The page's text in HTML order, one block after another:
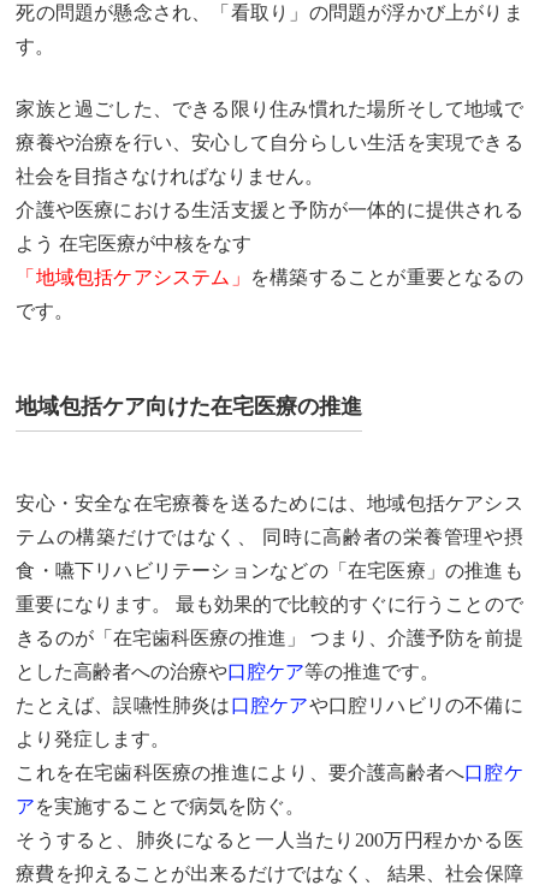
死の問題が懸念され、「看取り」の問題が浮かび上がりま
す。
家族と過ごした、できる限り住み慣れた場所そして地域で
療養や治療を行い、安心して自分らしい生活を実現できる
社会を目指さなければなりません。
介護や医療における生活支援と予防が一体的に提供される
よう 在宅医療が中核をなす
「地域包括ケアシステム」
を構築することが重要となるの
です。
地域包括ケア向けた在宅医療の推進
安心・安全な在宅療養を送るためには、地域包括ケアシス
テムの構築だけではなく、 同時に高齢者の栄養管理や摂
食・嚥下リハビリテーションなどの「在宅医療」の推進も
重要になります。 最も効果的で比較的すぐに行うことので
きるのが「在宅歯科医療の推進」
つまり、介護予防を前提
とした高齢者への治療や口腔ケア等の推進です。
たとえば、誤嚥性肺炎は口腔ケアや口腔リハビリの不備に
より発症します。
これを在宅歯科医療の推進により、要介護高齢者へ口腔ケ
アを実施することで病気を防ぐ。
そうすると、肺炎になると一人当たり200万円程かかる医
療費を抑えることが出来るだけではなく、 結果、社会保障